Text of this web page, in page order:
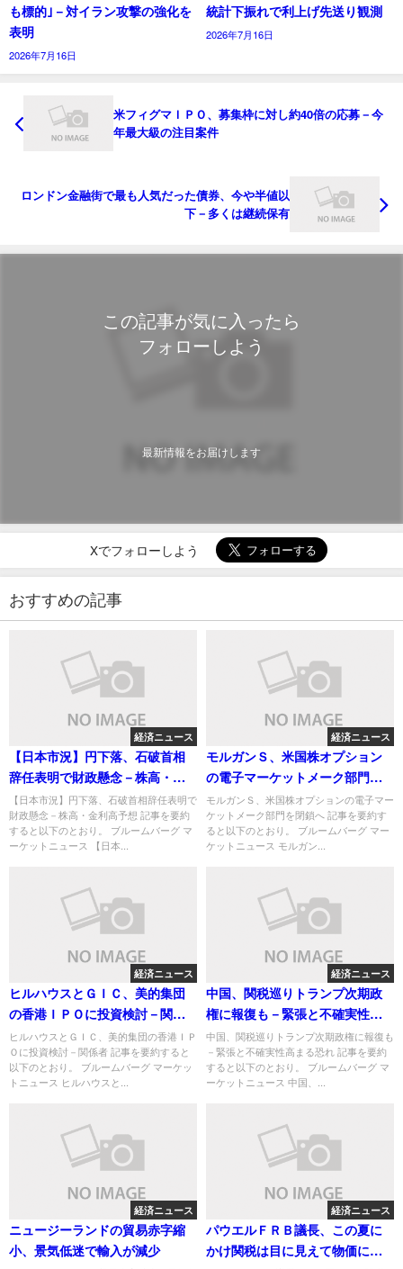
も標的｣－対イラン攻撃の強化を
表明
2026年7月16日
統計下振れで利上げ先送り観測
2026年7月16日
米フィグマＩＰＯ、募集枠に対し約40倍の応募－今
年最大級の注目案件
ロンドン金融街で最も人気だった債券、今や半値以
下－多くは継続保有
この記事が気に入ったら
フォローしよう
最新情報をお届けします
Xでフォローしよう
おすすめの記事
経済ニュース
【日本市況】円下落、石破首相
辞任表明で財政懸念－株高・金
利高予想
【日本市況】円下落、石破首相辞任表明で
財政懸念－株高・金利高予想 記事を要約
すると以下のとおり。 ブルームバーグ マ
ーケットニュース 【日本...
経済ニュース
モルガンＳ、米国株オプション
の電子マーケットメーク部門を
閉鎖へ
モルガンＳ、米国株オプションの電子マー
ケットメーク部門を閉鎖へ 記事を要約す
ると以下のとおり。 ブルームバーグ マー
ケットニュース モルガン...
経済ニュース
ヒルハウスとＧＩＣ、美的集団
の香港ＩＰＯに投資検討－関係
者
ヒルハウスとＧＩＣ、美的集団の香港ＩＰ
Ｏに投資検討－関係者 記事を要約すると
以下のとおり。 ブルームバーグ マーケッ
トニュース ヒルハウスと...
経済ニュース
中国、関税巡りトランプ次期政
権に報復も－緊張と不確実性高
まる恐れ
中国、関税巡りトランプ次期政権に報復も
－緊張と不確実性高まる恐れ 記事を要約
すると以下のとおり。 ブルームバーグ マ
ーケットニュース 中国、...
経済ニュース
ニュージーランドの貿易赤字縮
小、景気低迷で輸入が減少
経済ニュース
パウエルＦＲＢ議長、この夏に
かけ関税は目に見えて物価に影